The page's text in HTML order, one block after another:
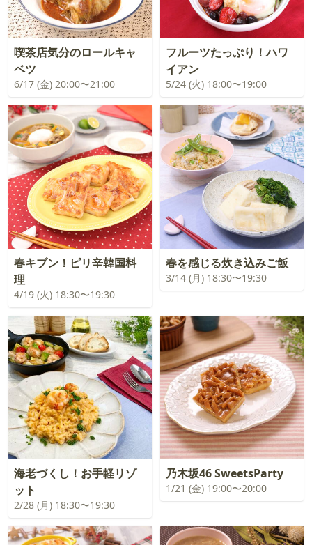
喫茶店気分のロールキャ
ベツ
6/17 (金) 20:00〜21:00
フルーツたっぷり！ハワ
イアン
5/24 (火) 18:00〜19:00
春キブン！ピリ辛韓国料
理
4/19 (火) 18:30〜19:30
春を感じる炊き込みご飯
3/14 (月) 18:30〜19:30
海老づくし！お手軽リゾ
ット
2/28 (月) 18:30〜19:30
乃木坂46 SweetsParty
1/21 (金) 19:00〜20:00